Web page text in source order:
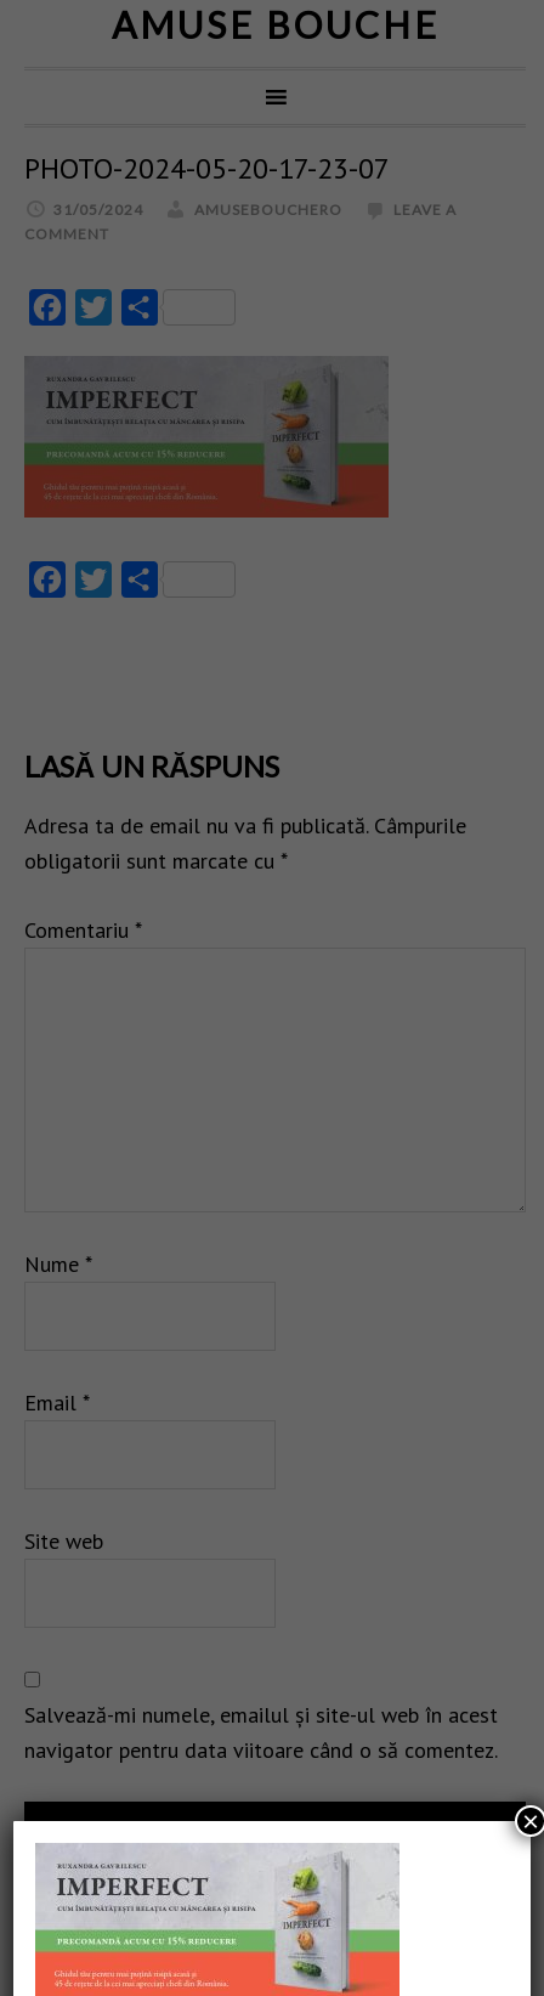
AMUSE BOUCHE
PHOTO-2024-05-20-17-23-07
31/05/2024 AMUSEBOUCHERO
LEAVE A
COMMENT
FacebookTwitter
FacebookTwitter
LASĂ UN RĂSPUNS
Adresa ta de email nu va fi publicată. Câmpurile
obligatorii sunt marcate cu *
Comentariu *
Nume *
Email *
Site web
Salvează-mi numele, emailul și site-ul web în acest
navigator pentru data viitoare când o să comentez.
CAUTARE
×